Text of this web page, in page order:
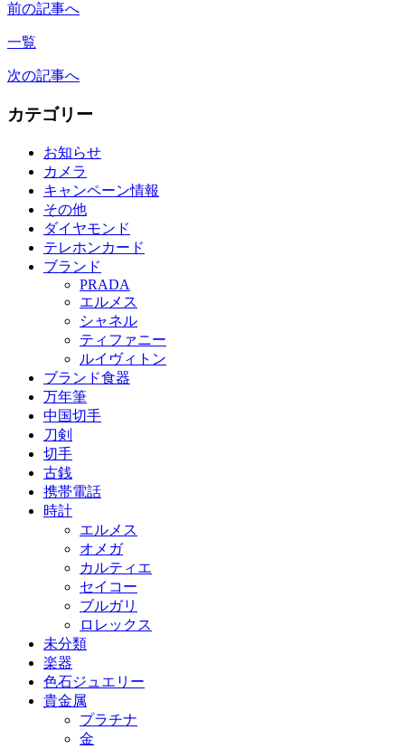
前の記事へ
一覧
次の記事へ
カテゴリー
お知らせ
カメラ
キャンペーン情報
その他
ダイヤモンド
テレホンカード
ブランド
PRADA
エルメス
シャネル
ティファニー
ルイヴィトン
ブランド食器
万年筆
中国切手
刀剣
切手
古銭
携帯電話
時計
エルメス
オメガ
カルティエ
セイコー
ブルガリ
ロレックス
未分類
楽器
色石ジュエリー
貴金属
プラチナ
金